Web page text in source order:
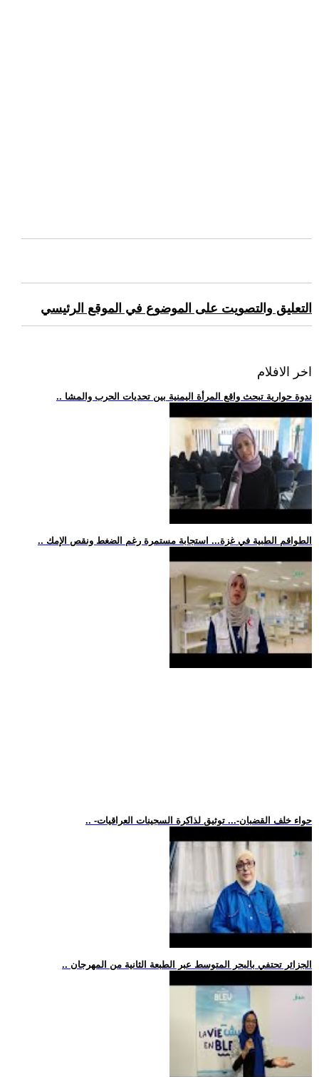
التعليق والتصويت على الموضوع في الموقع الرئيسي
اخر الافلام
.. ندوة حوارية تبحث واقع المرأة اليمنية بين تحديات الحرب والمشا
.. الطواقم الطبية في غزة... استجابة مستمرة رغم الضغط ونقص الإمك
.. -حواء خلف القضبان-... توثيق لذاكرة السجينات العراقيات
.. الجزائر تحتفي بالبحر المتوسط عبر الطبعة الثانية من المهرجان